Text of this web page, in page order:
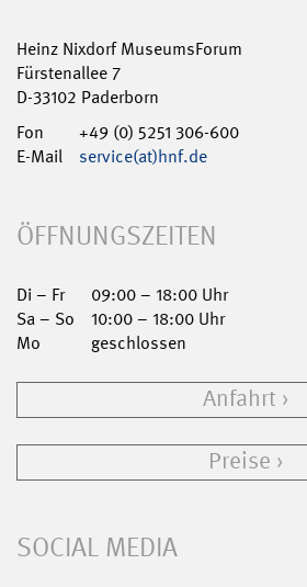
Heinz Nixdorf MuseumsForum
Fürstenallee 7
D-33102 Paderborn
Fon
+49 (0) 5251 306-600
E-Mail
service(at)hnf.de
ÖFFNUNGSZEITEN
Di – Fr
09:00 – 18:00 Uhr
Sa – So
10:00 – 18:00 Uhr
Mo
geschlossen
Anfahrt
Preise
SOCIAL MEDIA